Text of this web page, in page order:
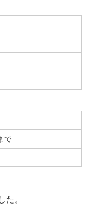
で
た。